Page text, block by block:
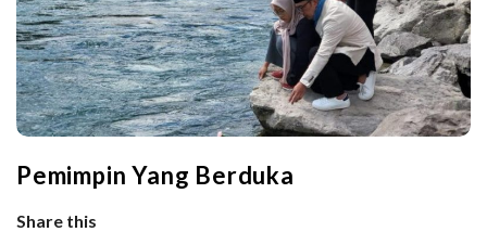
Pemimpin Yang Berduka
Share this